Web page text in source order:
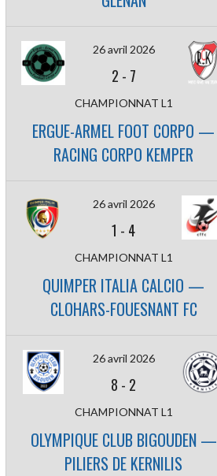
26 avril 2026
2 - 7
CHAMPIONNAT L1
ERGUE-ARMEL FOOT CORPO —
RACING CORPO KEMPER
26 avril 2026
1 - 4
CHAMPIONNAT L1
QUIMPER ITALIA CALCIO —
CLOHARS-FOUESNANT FC
26 avril 2026
8 - 2
CHAMPIONNAT L1
OLYMPIQUE CLUB BIGOUDEN —
PILIERS DE KERNILIS